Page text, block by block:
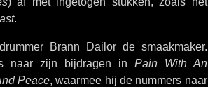
.
Brann Dailor de smaakmaker.
naar zijn bijdragen in Pain With An
Peace, waarmee hij de nummers naar